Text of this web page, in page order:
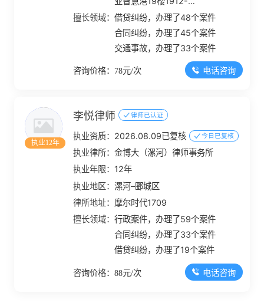
1918室
擅长领域：借贷纠纷，办理了48个案件
合同纠纷，办理了45个案件
交通事故，办理了33个案件
咨询价格：78元/次 电话咨询
执业12年
李悦律师 律师已认证
执业资质： 2026.08.09已复核 今日已复核
执业律所：金博大（漯河）律师事务所
执业年限： 12年
执业地区：漯河–郾城区
律所地址： 摩尔时代1709
擅长领域：行政案件，办理了59个案件
合同纠纷，办理了33个案件
借贷纠纷，办理了19个案件
咨询价格：88元/次 电话咨询